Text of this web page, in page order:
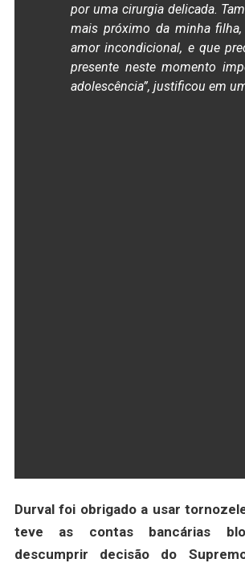
por uma cirurgia delicada.
mais próximo da minha
amor incondicional, e que
presente neste momento
adolescência”, justificou em
Durval foi obrigado a usar
teve as contas bancárias
descumprir decisão do